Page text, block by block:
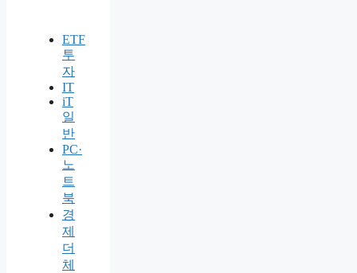
ETF
투
자
IT
iT
일
반
PC·
노
트
북
경
제
더
체